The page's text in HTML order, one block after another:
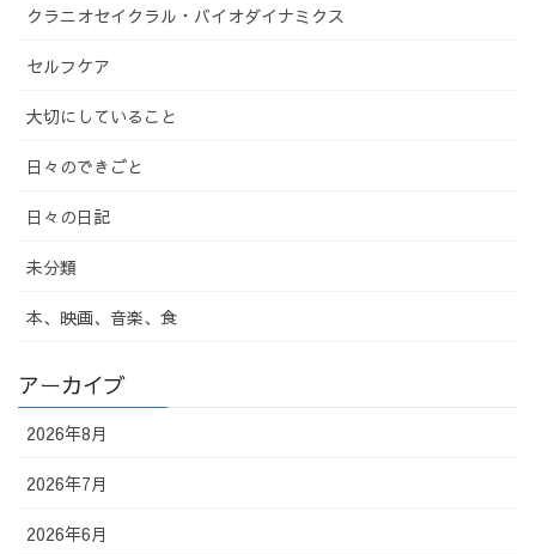
クラニオセイクラル・バイオダイナミクス
セルフケア
大切にしていること
日々のできごと
日々の日記
未分類
本、映画、音楽、食
アーカイブ
2026年8月
2026年7月
2026年6月